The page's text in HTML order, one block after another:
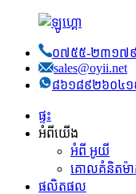
០៧៥៥-២៣១៧
sales@oyii.net
៨៦១៨៩២៦០៤១
ផ្ទះ
អំពីយើង
អំពី អូយី
គោលគំនិត​ម៉
ផលិតផល